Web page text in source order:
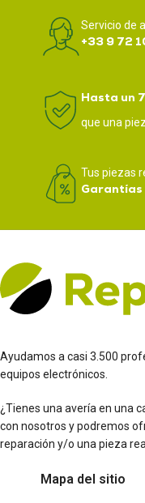
Servicio de
+33 9 72
Hasta un
que una
Tus piezas
Garantías
Ayudamos a casi 3.500
equipos electrónicos.
¿Tienes una avería en una
con nosotros y podremos
reparación y/o una pieza
Mapa del sitio